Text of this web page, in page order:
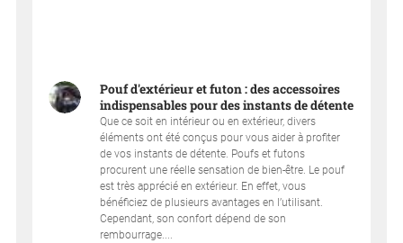
Pouf d'extérieur et futon : des accessoires
indispensables pour des instants de détente
Que ce soit en intérieur ou en extérieur, divers
éléments ont été conçus pour vous aider à profiter
de vos instants de détente. Poufs et futons
procurent une réelle sensation de bien-être. Le pouf
est très apprécié en extérieur. En effet, vous
bénéficiez de plusieurs avantages en l’utilisant.
Cependant, son confort dépend de son
rembourrage....